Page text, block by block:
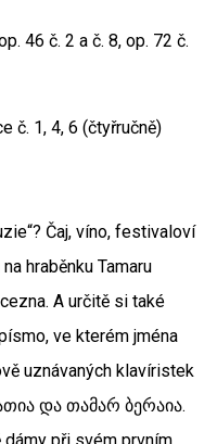
46 č. 2 a č. 8, op. 72 č.
č. 1, 4, 6 (čtyřručně)
Čaj, víno, festivaloví
hraběnku Tamaru
A určitě si také
ve kterém jména
uznávaných klavíristek
და თამარ ბერაია.
dámy při svém prvním